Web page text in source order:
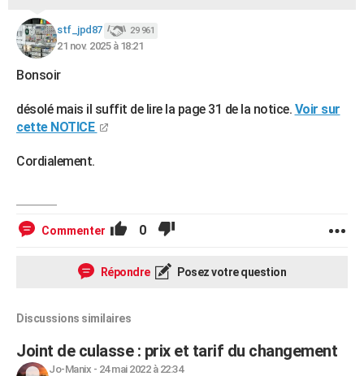
Dictionnaire
Biographies
Citations
Expressions
Proverbes
PROGRAMME TV
COPAINS D'AVANT
S'inscrire
Se connecter
Lycées
Collèges
Primaires
Universités
Entreprises
Service militaire
Avis de recherche
FORUM
stf_jpd87 29 961
21 nov. 2025 à 18:21
Bonsoir
désolé mais il suffit de lire la page 31 de la notice. Voir sur
cette NOTICE
Cordialement.
Commenter 0
Répondre Posez votre question
Discussions similaires
Joint de culasse : prix et tarif du changement
Jo-Manix - 24 mai 2022 à 22:34